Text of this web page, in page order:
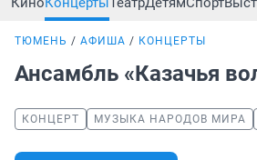
ТЮМЕНЬ АФИША КОНЦЕРТЫ
Ансамбль «Казачья
КОНЦЕРТ МУЗЫКА НАРОДОВ МИРА